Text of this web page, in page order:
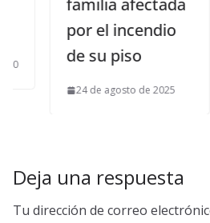
familia afectada
por el incendio
de su piso
24 de agosto de 2025
Deja una respuesta
Tu dirección de correo